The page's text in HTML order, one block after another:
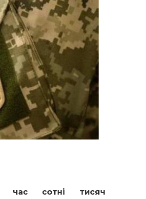
час сотні тисяч